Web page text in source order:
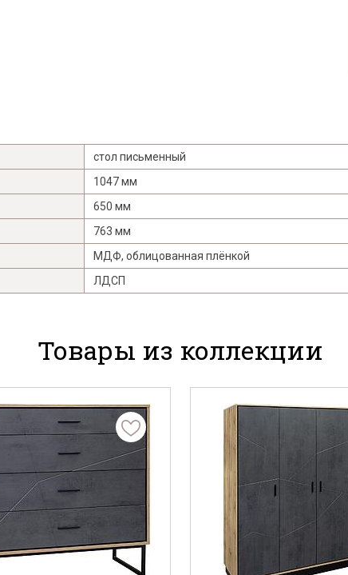
Я ознакомлен с
в отношении
обработки персональных данных и
согласен на их обработку.
стол письменный
1047 мм
650 мм
763 мм
МДФ, облицованная плёнкой
ЛДСП
Товары из коллекции